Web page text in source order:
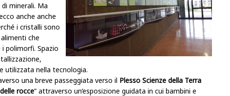
minerali. Ma
anche anche
i cristalli sono
che
polimorfi. Spazio
utilizzata nella tecnologia.
una breve passeggiata verso il Plesso Scienze della Terra
rocce” attraverso un’esposizione guidata in cui bambini e